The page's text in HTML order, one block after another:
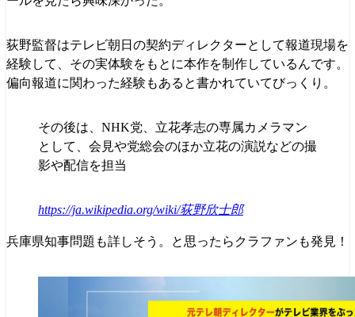
荻野監督はテレビ朝日の契約ディレクターとして報道現場を
経験して、その実体験をもとに本作を制作しているんです。
偏向報道に関わった経験もあると書かれていてびっくり。
その後は、NHK党、立花孝志の専属カメラマン
として、会見や党総会のほか立花の演説などの撮
影や配信を担当
https://ja.wikipedia.org/wiki/荻野欣士郎
兵庫県知事問題も詳しそう。と思ったらクラファンも発見！